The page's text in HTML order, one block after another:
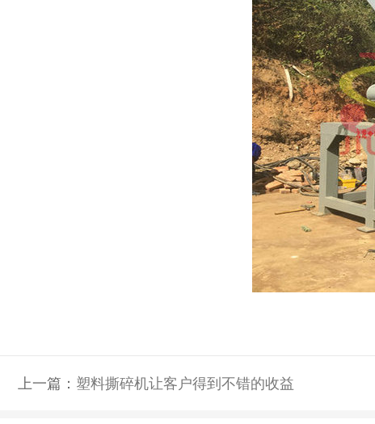
上一篇： 塑料撕碎机让客户得到不错的收益